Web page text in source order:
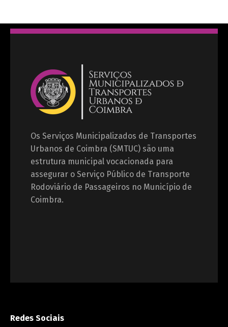
Os Serviços Municipalizados de Transportes
Urbanos de Coimbra (SMTUC) são uma
estrutura municipal vocacionada para
assegurar o Serviço Público de Transporte
Rodoviário de Passageiros no Município de
Coimbra.
Redes Sociais